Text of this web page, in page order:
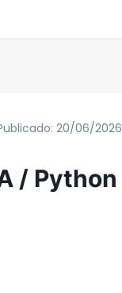
20/06/2026
/ Python